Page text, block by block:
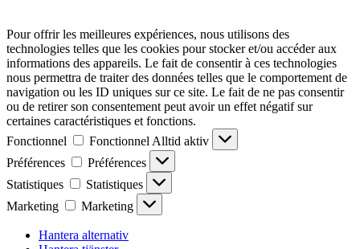
Pour offrir les meilleures expériences, nous utilisons des
technologies telles que les cookies pour stocker et/ou accéder aux
informations des appareils. Le fait de consentir à ces technologies
nous permettra de traiter des données telles que le comportement de
navigation ou les ID uniques sur ce site. Le fait de ne pas consentir
ou de retirer son consentement peut avoir un effet négatif sur
certaines caractéristiques et fonctions.
Fonctionnel
FonctionnelAlltid aktiv
Préférences
Préférences
Statistiques
Statistiques
Marketing
Marketing
Hantera alternativ